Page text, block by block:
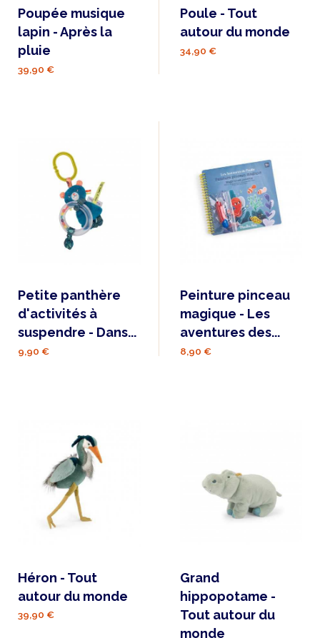
Poupée musique
lapin - Après la
pluie
39,90 €
Poule - Tout
autour du monde
34,90 €
Petite panthère
d'activités à
suspendre - Dans...
9,90 €
Peinture pinceau
magique - Les
aventures des...
8,90 €
Héron - Tout
autour du monde
39,90 €
Grand
hippopotame -
Tout autour du
monde